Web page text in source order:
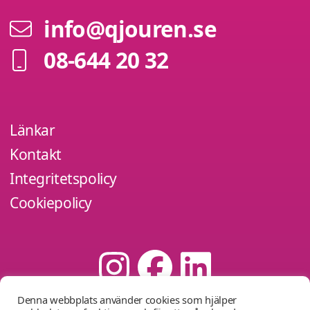
info@qjouren.se
08-644 20 32
Länkar
Kontakt
Integritetspolicy
Cookiepolicy
Denna webbplats använder cookies som hjälper